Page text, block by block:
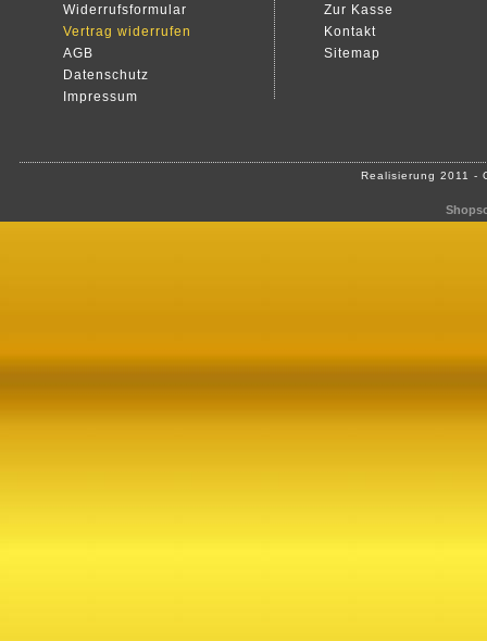
Widerrufsformular
Vertrag widerrufen
AGB
Datenschutz
Impressum
Zur Kasse
Kontakt
Sitemap
Realisierung 2011 -